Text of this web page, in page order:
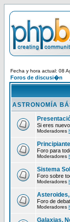
Fecha y hora actual: 08
Foros de discusi�n
ASTRONOMÍA
Si eres
Moderadores
Foro para
Moderadores
Sistema
Foro sobre
Moderadores
Foro de
Moderadores
Galaxias,